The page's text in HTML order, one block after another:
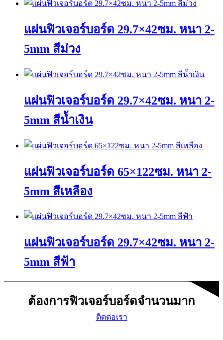
แผ่นฟิวเจอร์บอร์ด 29.7×42ซม. หนา 2-
5mm สีม่วง
This
product
multiple
variants.
The
options
be
the
product
page
แผ่นฟิวเจอร์บอร์ด 29.7×42ซม. หนา 2-
5mm สีน้ำเงิน
This
product
multiple
variants.
The
options
be
the
product
page
แผ่นฟิวเจอร์บอร์ด 65×122ซม. หนา 2-
5mm สีเหลือง
This
multiple
variants.
The
options
chosen
on
แผ่นฟิวเจอร์บอร์ด 29.7×42ซม. หนา 2-
5mm สีฟ้า
product
has
ต้องการฟิวเจอร์บอร์ดจำนวนมาก
ติดต่อเรา